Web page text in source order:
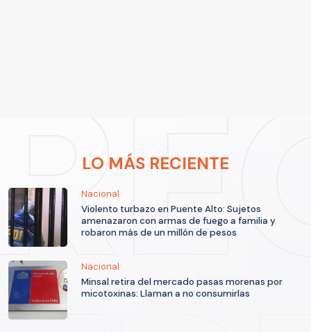
LO MÁS RECIENTE
Nacional
Violento turbazo en Puente Alto: Sujetos
amenazaron con armas de fuego a familia y
robaron más de un millón de pesos
Nacional
Minsal retira del mercado pasas morenas por
micotoxinas: Llaman a no consumirlas